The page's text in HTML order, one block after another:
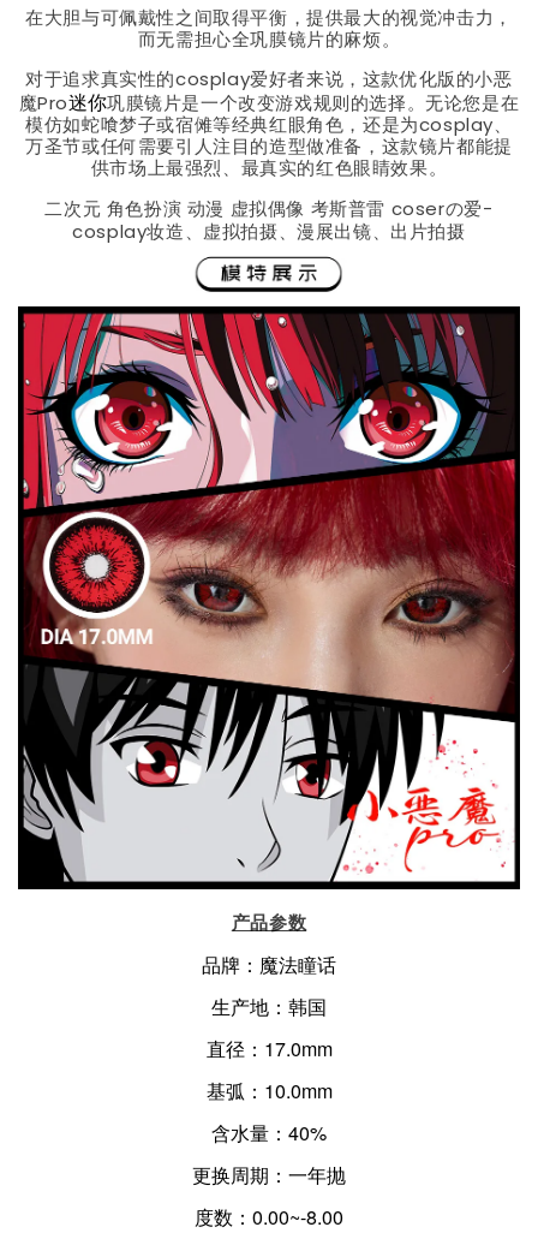
在大胆与可佩戴性之间取得平衡，提供最大的视觉冲击力，
而无需担心全巩膜镜片的麻烦。
对于追求真实性的cosplay爱好者来说，这款优化版的小恶
魔Pro迷你巩膜镜片是一个改变游戏规则的选择。无论您是在
模仿如蛇喰梦子或宿傩等经典红眼角色，还是为cosplay、
万圣节或任何需要引人注目的造型做准备，这款镜片都能提
供市场上最强烈、最真实的红色眼睛效果。
二次元 角色扮演 动漫 虚拟偶像 考斯普雷 coserの爱-
cosplay妆造、虚拟拍摄、漫展出镜、出片拍摄
产品参数
品牌：魔法瞳话
生产地：韩国
直径：17.0mm
基弧：10.0mm
含水量：40%
更换周期：一年抛
度数：0.00~-8.00